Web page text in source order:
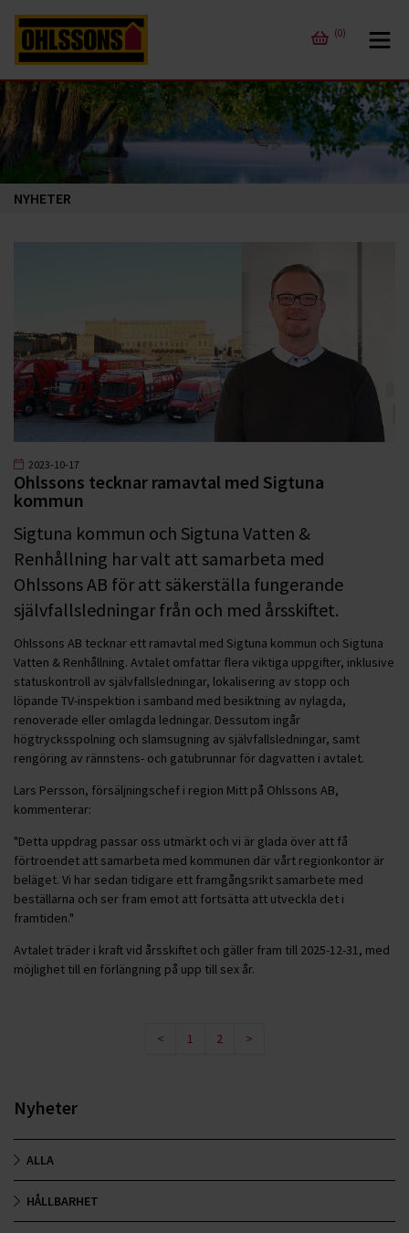
(0)
NYHETER
2023-10-17
Ohlssons tecknar ramavtal med Sigtuna
kommun
Sigtuna kommun och Sigtuna Vatten &
Renhållning har valt att samarbeta med
Ohlssons AB för att säkerställa fungerande
självfallsledningar från och med årsskiftet.
Ohlssons AB tecknar ett ramavtal med Sigtuna kommun och Sigtuna
Vatten & Renhållning. Avtalet omfattar flera viktiga uppgifter, inklusive
statuskontroll av självfallsledningar, lokalisering av stopp och
löpande TV-inspektion i samband med besiktning av nylagda,
renoverade eller omlagda ledningar. Dessutom ingår
högtrycksspolning och slamsugning av självfallsledningar, samt
rengöring av rännstens- och gatubrunnar för dagvatten i avtalet.
Lars Persson, försäljningschef i region Mitt på Ohlssons AB,
kommenterar:
"Detta uppdrag passar oss utmärkt och vi är glada över att få
förtroendet att samarbeta med kommunen där vårt regionkontor är
beläget. Vi har sedan tidigare ett framgångsrikt samarbete med
beställarna och ser fram emot att fortsätta att utveckla det i
framtiden."
Avtalet träder i kraft vid årsskiftet och gäller fram till 2025-12-31, med
möjlighet till en förlängning på upp till sex år.
< 1 2 >
Nyheter
ALLA
HÅLLBARHET